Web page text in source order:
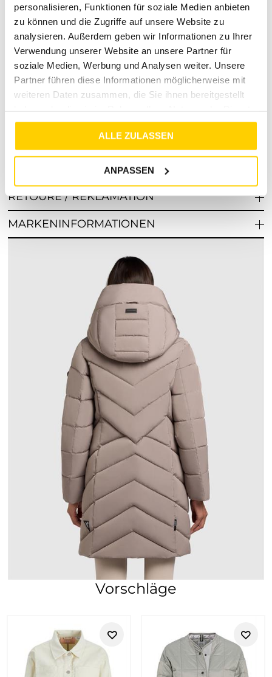
personalisieren, Funktionen für soziale Medien anbieten
zu können und die Zugriffe auf unsere Website zu
analysieren. Außerdem geben wir Informationen zu Ihrer
Verwendung unserer Website an unsere Partner für
soziale Medien, Werbung und Analysen weiter. Unsere
Partner führen diese Informationen möglicherweise mit
weiteren Daten zusammen, die Sie ihnen bereitgestellt
gesammelt haben.
ALLE ZULASSEN
ANPASSEN
Tara-M steht für hochwertige Mode, die Trends setzt und
gleichzeitig zeitlose Eleganz bietet. Mit einer großen
Auswahl an Kleidungsstücken und Accessoires findest du
bei uns immer die passenden Teile für jeden Anlass. Unser
Engagement für Qualität und Kundenzufriedenheit macht
uns zu deinem vertrauenswürdigen Partner in Sachen
Mode.
RETOURE / REKLAMATION
MARKENINFORMATIONEN
Vorschläge